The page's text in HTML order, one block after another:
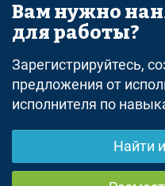
Политика
Отказ от
Вам нужно
для работы?
Зарегистрируйтесь,
предложения от
исполнителя по
Найти